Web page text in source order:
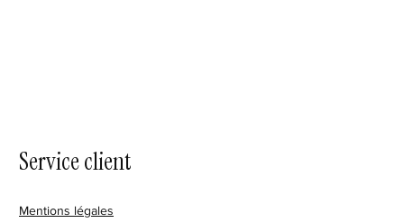
Service client
Mentions légales